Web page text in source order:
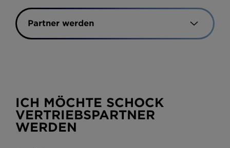
ICH MÖCHTE SCHOCK
VERTRIEBSPARTNER
WERDEN